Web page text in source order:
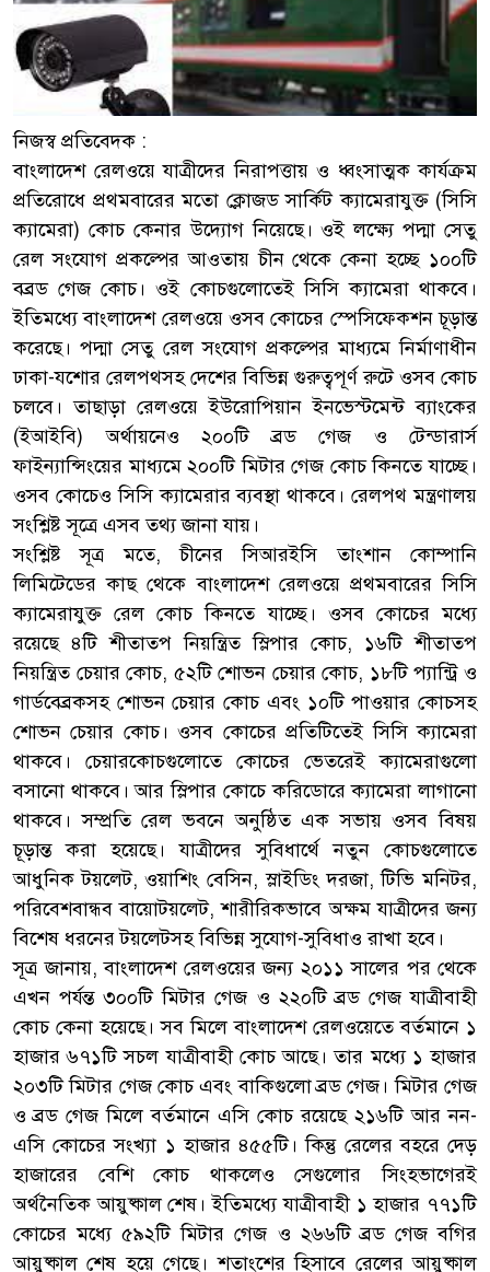
নিজস্ব প্রতিবেদক :
বাংলাদেশ রেলওয়ে যাত্রীদের নিরাপত্তায় ও ধ্বংসাত্মক কার্যক্রম
প্রতিরোধে প্রথমবারের মতো ক্লোজড সার্কিট ক্যামেরাযুক্ত (সিসি
ক্যামেরা) কোচ কেনার উদ্যোগ নিয়েছে। ওই লক্ষ্যে পদ্মা সেতু
রেল সংযোগ প্রকল্পের আওতায় চীন থেকে কেনা হচ্ছে ১০০টি
বব্রড গেজ কোচ। ওই কোচগুলোতেই সিসি ক্যামেরা থাকবে।
ইতিমধ্যে বাংলাদেশ রেলওয়ে ওসব কোচের স্পেসিফেকশন চূড়ান্ত
করেছে। পদ্মা সেতু রেল সংযোগ প্রকল্পের মাধ্যমে নির্মাণাধীন
ঢাকা-যশোর রেলপথসহ দেশের বিভিন্ন গুরুত্বপূর্ণ রুটে ওসব কোচ
চলবে। তাছাড়া রেলওয়ে ইউরোপিয়ান ইনভেস্টমেন্ট ব্যাংকের
(ইআইবি) অর্থায়নেও ২০০টি ব্রড গেজ ও টেন্ডারার্স
ফাইন্যান্সিংয়ের মাধ্যমে ২০০টি মিটার গেজ কোচ কিনতে যাচ্ছে।
ওসব কোচেও সিসি ক্যামেরার ব্যবস্থা থাকবে। রেলপথ মন্ত্রণালয়
সংশ্লিষ্ট সূত্রে এসব তথ্য জানা যায়।
সংশ্লিষ্ট সূত্র মতে, চীনের সিআরইসি তাংশান কোম্পানি
লিমিটেডের কাছ থেকে বাংলাদেশ রেলওয়ে প্রথমবারের সিসি
ক্যামেরাযুক্ত রেল কোচ কিনতে যাচ্ছে। ওসব কোচের মধ্যে
রয়েছে ৪টি শীতাতপ নিয়ন্ত্রিত স্লিপার কোচ, ১৬টি শীতাতপ
নিয়ন্ত্রিত চেয়ার কোচ, ৫২টি শোভন চেয়ার কোচ, ১৮টি প্যান্ট্রি ও
গার্ডবেব্রকসহ শোভন চেয়ার কোচ এবং ১০টি পাওয়ার কোচসহ
শোভন চেয়ার কোচ। ওসব কোচের প্রতিটিতেই সিসি ক্যামেরা
থাকবে। চেয়ারকোচগুলোতে কোচের ভেতরেই ক্যামেরাগুলো
বসানো থাকবে। আর স্লিপার কোচে করিডোরে ক্যামেরা লাগানো
থাকবে। সম্প্রতি রেল ভবনে অনুষ্ঠিত এক সভায় ওসব বিষয়
চূড়ান্ত করা হয়েছে। যাত্রীদের সুবিধার্থে নতুন কোচগুলোতে
আধুনিক টয়লেট, ওয়াশিং বেসিন, স্লাইডিং দরজা, টিভি মনিটর,
পরিবেশবান্ধব বায়োটয়লেট, শারীরিকভাবে অক্ষম যাত্রীদের জন্য
বিশেষ ধরনের টয়লেটসহ বিভিন্ন সুযোগ-সুবিধাও রাখা হবে।
সূত্র জানায়, বাংলাদেশ রেলওয়ের জন্য ২০১১ সালের পর থেকে
এখন পর্যন্ত ৩০০টি মিটার গেজ ও ২২০টি ব্রড গেজ যাত্রীবাহী
কোচ কেনা হয়েছে। সব মিলে বাংলাদেশ রেলওয়েতে বর্তমানে ১
হাজার ৬৭১টি সচল যাত্রীবাহী কোচ আছে। তার মধ্যে ১ হাজার
২০৩টি মিটার গেজ কোচ এবং বাকিগুলো ব্রড গেজ। মিটার গেজ
ও ব্রড গেজ মিলে বর্তমানে এসি কোচ রয়েছে ২১৬টি আর নন-
এসি কোচের সংখ্যা ১ হাজার ৪৫৫টি। কিন্তু রেলের বহরে দেড়
হাজারের বেশি কোচ থাকলেও সেগুলোর সিংহভাগেরই
অর্থনৈতিক আয়ুষ্কাল শেষ। ইতিমধ্যে যাত্রীবাহী ১ হাজার ৭৭১টি
কোচের মধ্যে ৫৯২টি মিটার গেজ ও ২৬৬টি ব্রড গেজ বগির
আয়ুষ্কাল শেষ হয়ে গেছে। শতাংশের হিসাবে রেলের আয়ুষ্কাল